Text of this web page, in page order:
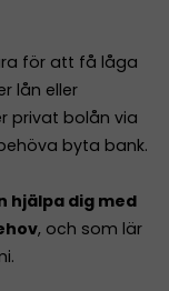
för att få låga
lån eller
privat bolån via
byta bank.
hjälpa dig med
, och som lär